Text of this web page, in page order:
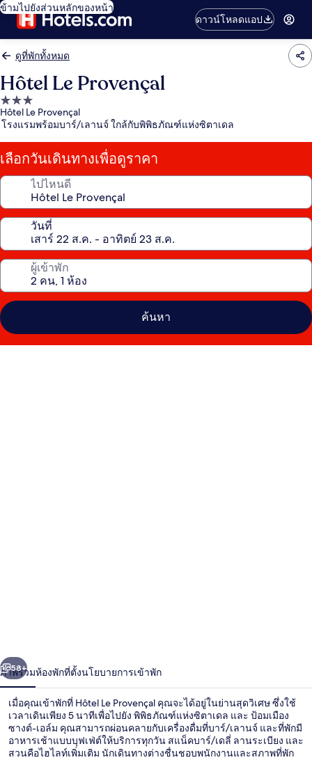
ข้ามไปยังส่วนหลักของหน้า
ดาวน์โหลดแอป
ดูที่พักทั้งหมด
Hôtel Le Provençal
ที่พัก
3.0
Hôtel Le Provençal
โรงแรมพร้อมบาร์/เลานจ์ ใกล้กับพิพิธภัณฑ์แห่งซิตาเดล
เลือกวันเดินทางเพื่อดูราคา
ไปไหนดี
วันที่
ผู้เข้าพัก
ค้นหา
า
ถัดไป
58+
ภาพรวมห้องพักที่ตั้งนโยบายการเข้าพัก
เมื่อคุณเข้าพักที่ Hôtel Le Provençal คุณจะได้อยู่ในย่านสุดวิเศษ ซึ่งใช้
เวลาเดินเพียง 5 นาทีเพื่อไปยัง พิพิธภัณฑ์แห่งซิตาเดล และ ป้อมเมือง
ซางต์-เอล์ม คุณสามารถผ่อนคลายกับเครื่องดื่มที่บาร์/เลานจ์ และที่พักมี
อาหารเช้าแบบบุฟเฟ่ต์ให้บริการทุกวัน สแน็คบาร์/เดลี่ ลานระเบียง และ
สวนคือไฮไลท์เพิ่มเติม นักเดินทางต่างชื่นชอบพนักงานและสภาพที่พัก